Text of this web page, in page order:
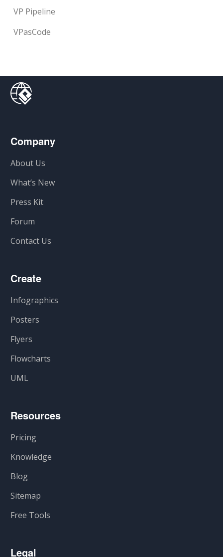
VP Pipeline
VPasCode
Company
About Us
What’s New
Press Kit
Forum
Contact Us
Create
Infographics
Posters
Flyers
Flowcharts
UML
Resources
Pricing
Knowledge
Blog
Sitemap
Free Tools
Legal